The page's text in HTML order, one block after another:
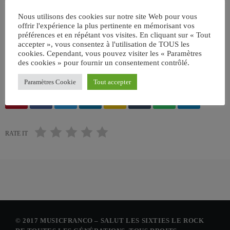
ÉCRIT PAR:JEAN-CLAUDE
RATE IT
© 2017 MUSICFRANCO – SALUT LES SIXTIES LE ROCK
Nous utilisons des cookies sur notre site Web pour vous
offrir l'expérience la plus pertinente en mémorisant vos
préférences et en répétant vos visites. En cliquant sur « Tout
accepter », vous consentez à l'utilisation de TOUS les
cookies. Cependant, vous pouvez visiter les « Paramètres
des cookies » pour fournir un consentement contrôlé.
Paramètres Cookie Tout accepter